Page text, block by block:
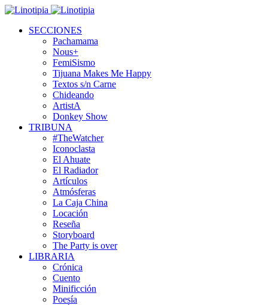
SECCIONES
Pachamama
Nous+
FemiSismo
Tijuana Makes Me Happy
Textos s/n Carne
Chideando
ArtistA
Donkey Show
TRIBUNA
#TheWatcher
Iconoclasta
El Ahuate
El Radiador
Artículos
Atmósferas
La Caja China
Locación
Reseña
Storyboard
The Party is over
LIBRARIA
Crónica
Cuento
Minificción
Poesía